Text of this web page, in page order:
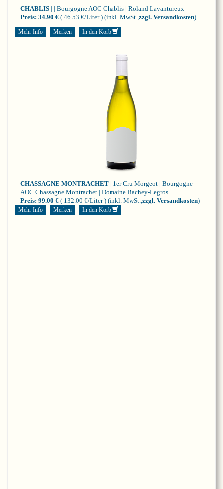
CHABLIS | | Bourgogne AOC Chablis | Roland Lavantureux
Preis: 34.90 € ( 46.53 €/Liter ) (inkl. MwSt., zzgl. Versandkosten)
Mehr Info Merken In den Korb
CHASSAGNE MONTRACHET | 1er Cru Morgeot | Bourgogne
AOC Chassagne Montrachet | Domaine Bachey-Legros
Preis: 99.00 € ( 132.00 €/Liter ) (inkl. MwSt., zzgl. Versandkosten)
Mehr Info Merken In den Korb